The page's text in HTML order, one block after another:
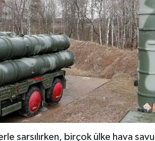
sarsılırken, birçok ülke hava